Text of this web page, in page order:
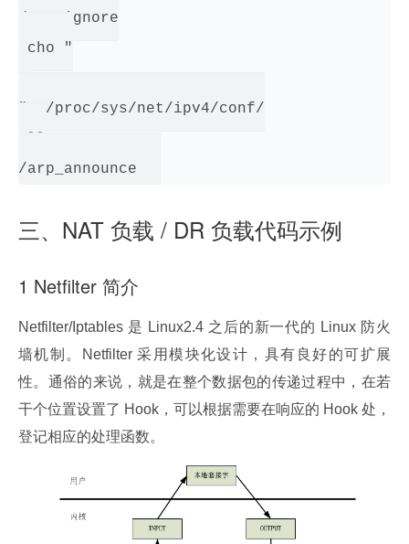
/arp_ignore
echo "
" >/proc/sys/net/ipv4/conf/
三、NAT 负载 / DR 负载代码示例
1 Netfilter 简介
Netfilter/Iptables 是 Linux2.4 之后的新一代的 Linux 防火
墙机制。Netfilter 采用模块化设计，具有良好的可扩展
性。通俗的来说，就是在整个数据包的传递过程中，在若
干个位置设置了 Hook，可以根据需要在响应的 Hook 处，
登记相应的处理函数。